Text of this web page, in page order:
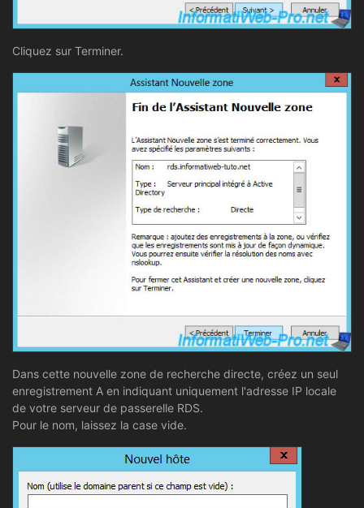
Cliquez sur Terminer.
Dans cette nouvelle zone de recherche directe, créez un seul
enregistrement A en indiquant uniquement l'adresse IP locale
de votre serveur de passerelle RDS.
Pour le nom, laissez la case vide.